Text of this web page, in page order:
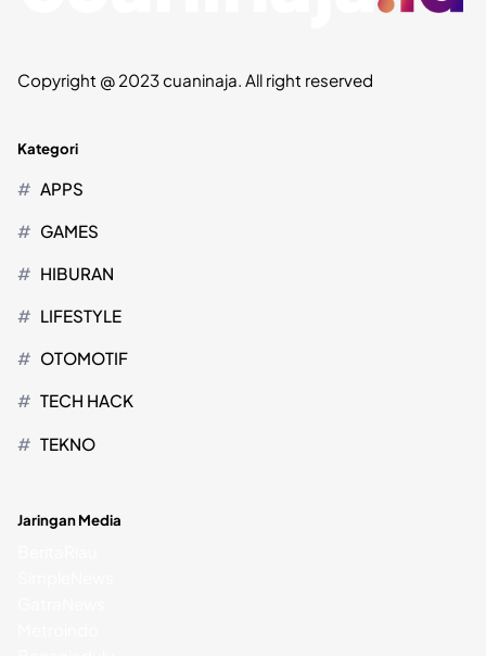
Copyright @ 2023 cuaninaja. All right reserved
Kategori
APPS
GAMES
HIBURAN
LIFESTYLE
OTOMOTIF
TECH HACK
TEKNO
Jaringan Media